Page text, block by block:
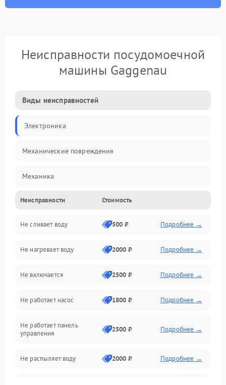
Неисправности посудомоечной
машины Gaggenau
Виды неисправностей
Электроника
Механические повреждения
Механика
Управление
Электропитание
Датчики
Нагрев
Вода
Гигиена
Программное обеспечение
Неисправности Стоимость
Не сливает воду 500 ₽ Подробнее →
Не нагревает воду 2000 ₽ Подробнее →
Не включается 2500 ₽ Подробнее →
Не работает насос 1800 ₽ Подробнее →
Не работает панель
управления
2500 ₽ Подробнее →
Не распыляет воду 2000 ₽ Подробнее →